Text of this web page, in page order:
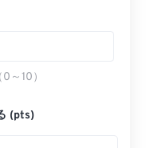
～10）
(pts)